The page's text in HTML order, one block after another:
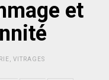
et
VITRAGES